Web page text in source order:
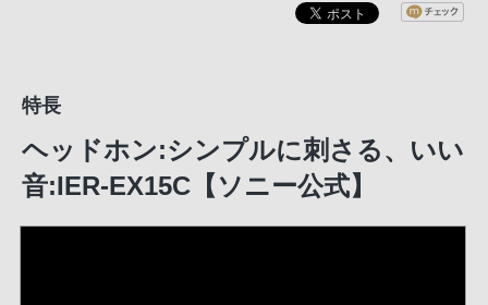
特長
ヘッドホン:シンプルに刺さる、いい
音:IER-EX15C【ソニー公式】